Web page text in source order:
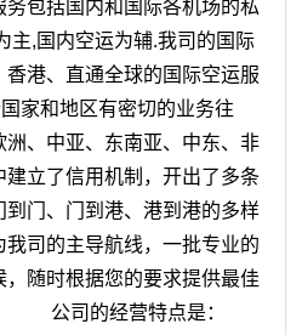
包括国内和国际各机场的私
主,国内空运为辅.我司的国际
港、直通全球的国际空运服
家和地区有密切的业务往
、中亚、东南亚、中东、非
立了信用机制，开出了多条
到门、门到港、港到港的多样
司的主导航线，一批专业的
随时根据您的要求提供最佳
公司的经营特点是：